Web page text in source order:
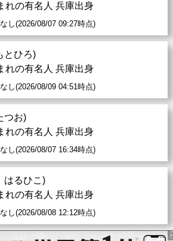
れの有名人 兵庫出身
し(2026/08/07 09:27時点)
とひろ)
れの有名人 兵庫出身
し(2026/08/09 04:51時点)
つお)
れの有名人 兵庫出身
し(2026/08/07 16:34時点)
はるひこ)
れの有名人 兵庫出身
し(2026/08/08 12:12時点)